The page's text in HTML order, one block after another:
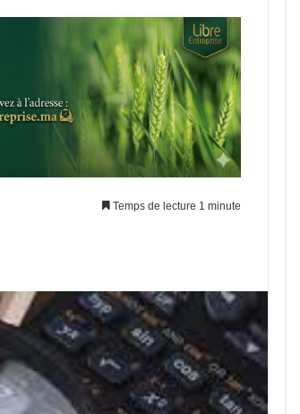
Temps de lecture 1 minute